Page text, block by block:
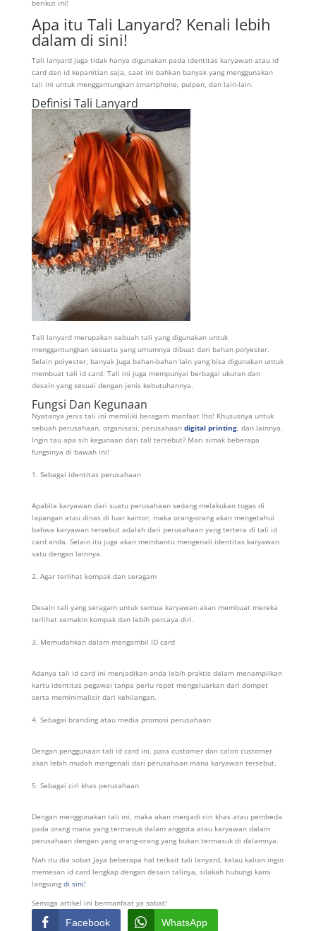
berikut ini!
Apa itu Tali Lanyard? Kenali lebih
dalam di sini!
Tali lanyard juga tidak hanya digunakan pada identitas karyawan atau id
card dan id kepanitian saja, saat ini bahkan banyak yang menggunakan
tali ini untuk menggantungkan smartphone, pulpen, dan lain-lain.
Definisi Tali Lanyard
Tali lanyard merupakan sebuah tali yang digunakan untuk
menggantungkan sesuatu yang umumnya dibuat dari bahan polyester.
Selain polyester, banyak juga bahan-bahan lain yang bisa digunakan untuk
membuat tali id card. Tali ini juga mempunyai berbagai ukuran dan
desain yang sesuai dengan jenis kebutuhannya.
Fungsi Dan Kegunaan
Nyatanya jenis tali ini memiliki beragam manfaat lho! Khususnya untuk
sebuah perusahaan, organisasi, perusahaandigital printing, dan lainnya.
Ingin tau apa sih kegunaan dari tali tersebut? Mari simak beberapa
fungsinya di bawah ini!
Sebagai identitas perusahaan
Apabila karyawan dari suatu perusahaan sedang melakukan tugas di
lapangan atau dinas di luar kantor, maka orang-orang akan mengetahui
bahwa karyawan tersebut adalah dari perusahaan yang tertera di tali id
card anda. Selain itu juga akan membantu mengenali identitas karyawan
satu dengan lainnya.
Agar terlihat kompak dan seragam
Desain tali yang seragam untuk semua karyawan akan membuat mereka
terlihat semakin kompak dan lebih percaya diri.
Memudahkan dalam mengambil ID card
Adanya tali id card ini menjadikan anda lebih praktis dalam menampilkan
kartu identitas pegawai tanpa perlu repot mengeluarkan dari dompet
serta meminimalisir dari kehilangan.
Sebagai branding atau media promosi perusahaan
Dengan penggunaan tali id card ini, para customer dan calon customer
akan lebih mudah mengenali dari perusahaan mana karyawan tersebut.
Sebagai ciri khas perusahaan
Dengan menggunakan tali ini, maka akan menjadi ciri khas atau pembeda
pada orang mana yang termasuk dalam anggota atau karyawan dalam
perusahaan dengan yang orang-orang yang bukan termasuk di dalamnya.
Nah itu dia sobat Jaya beberapa hal terkait tali lanyard, kalau kalian ingin
memesan id card lengkap dengan desain talinya, silakah hubungi kami
langsung di sini!
Semoga artikel ini bermanfaat ya sobat!
Facebook WhatsApp